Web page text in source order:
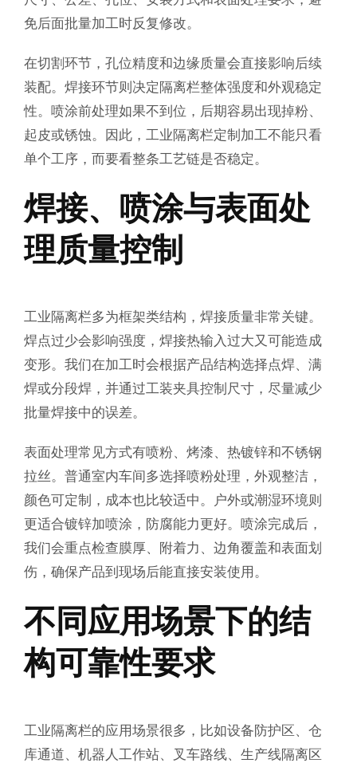
免后面批量加工时反复修改。
在切割环节，孔位精度和边缘质量会直接影响后续
装配。焊接环节则决定隔离栏整体强度和外观稳定
性。喷涂前处理如果不到位，后期容易出现掉粉、
起皮或锈蚀。因此，工业隔离栏定制加工不能只看
单个工序，而要看整条工艺链是否稳定。
焊接、喷涂与表面处
理质量控制
工业隔离栏多为框架类结构，焊接质量非常关键。
焊点过少会影响强度，焊接热输入过大又可能造成
变形。我们在加工时会根据产品结构选择点焊、满
焊或分段焊，并通过工装夹具控制尺寸，尽量减少
批量焊接中的误差。
表面处理常见方式有喷粉、烤漆、热镀锌和不锈钢
拉丝。普通室内车间多选择喷粉处理，外观整洁，
颜色可定制，成本也比较适中。户外或潮湿环境则
更适合镀锌加喷涂，防腐能力更好。喷涂完成后，
我们会重点检查膜厚、附着力、边角覆盖和表面划
伤，确保产品到现场后能直接安装使用。
不同应用场景下的结
构可靠性要求
工业隔离栏的应用场景很多，比如设备防护区、仓
库通道、机器人工作站、叉车路线、生产线隔离区